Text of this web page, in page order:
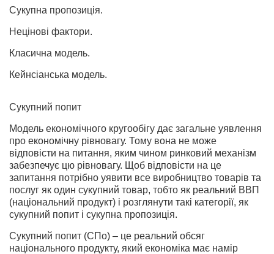
Сукупна пропозиція.
Нецінові фактори.
Класична модель.
Кейнсіанська модель.
Сукупний попит
Модель економічного кругообігу дає загальне уявлення
про економічну рівновагу. Тому вона не може
відповісти на питання, яким чином ринковий механізм
забезпечує цю рівновагу. Щоб відповісти на це
запитання потрібно уявити все виробництво товарів та
послуг як один сукупний товар, тобто як реальний ВВП
(національний продукт) і розглянути такі категорії, як
сукупний попит і сукупна пропозиція.
Сукупний попит (СПо) – це реальний обсяг
національного продукту, який економіка має намір